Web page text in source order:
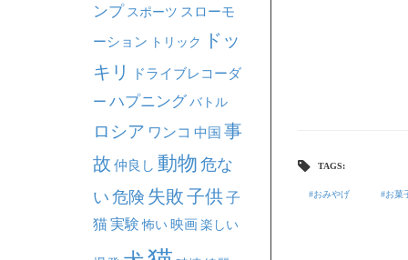
TAGS:
おみやげ お菓
ンプ スポーツ スローモ
ーション トリック
ドッ
キリ
ドライブレコーダ
ー ハプニング バトル
ロシア ワンコ 中国 事
故 仲良し 動物 危な
い 危険 失敗子供子
猫実験 怖い映画楽しい